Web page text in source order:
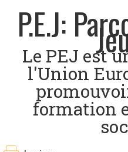
P.E.J:
Le PEJ est
l'Union
formation